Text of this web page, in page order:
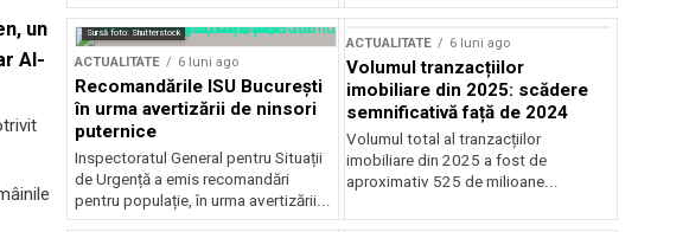
un
Al-
Sursă foto: Shutterstock
ACTUALITATE 6 luni ago
Recomandările ISU București
în urma avertizării de ninsori
puternice
Inspectoratul General pentru Situații
de Urgență a emis recomandări
pentru populație, în urma avertizării...
ACTUALITATE 6 luni ago
Volumul tranzacțiilor
imobiliare din 2025: scădere
semnificativă față de 2024
Volumul total al tranzacțiilor
imobiliare din 2025 a fost de
aproximativ 525 de milioane...